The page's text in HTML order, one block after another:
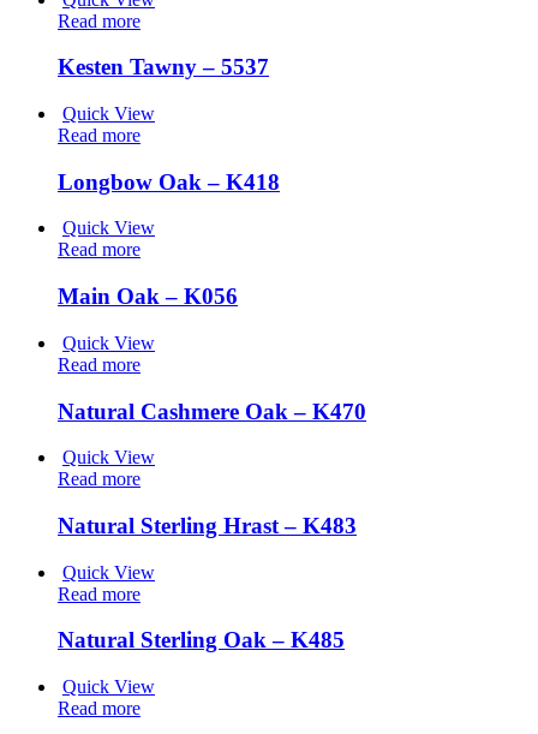
Read more
Kesten Tawny – 5537
Quick View
Read more
Longbow Oak – K418
Quick View
Read more
Main Oak – K056
Quick View
Read more
Natural Cashmere Oak – K470
Quick View
Read more
Natural Sterling Hrast – K483
Quick View
Read more
Natural Sterling Oak – K485
Quick View
Read more